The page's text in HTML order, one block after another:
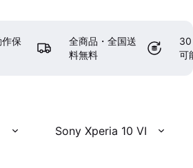
保
全商品・全国送
料無料
30
可
Sony Xperia 10 VI